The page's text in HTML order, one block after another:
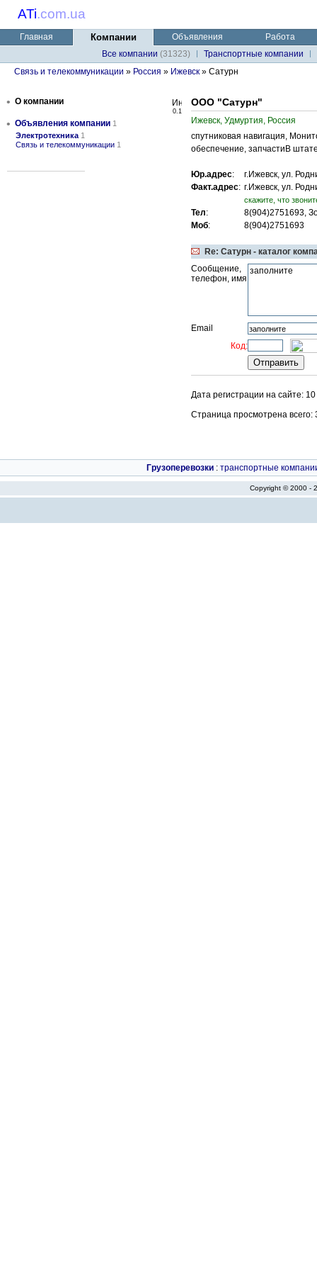
ATi.com.ua
Главная Компании Объявления
Работа
Все компании (31323)
Транспортные компании
Связь и телекоммуникации » Россия » Ижевск » Сатурн
• О компании
• Объявления компании 1
Электротехника 1
Связь и телекоммуникации 1
0.1
ООО "Сатурн"
Ижевск, Удмуртия, Россия
спутниковая навигация,
обеспечение, запчастиВ
Юр.адрес:
г.Ижевск, ул.
Факт.адрес: г.Ижевск, ул.
cкажите, что
Тел:
8(904)2751693,
Моб: 8(904)2751693
Re: Сатурн - каталог
Сообщение,
телефон, имя
Email
Код:
Дата регистрации на сайте:
Страница просмотрена всего:
Грузоперевозки : транспортные
Copyright © 2000 -